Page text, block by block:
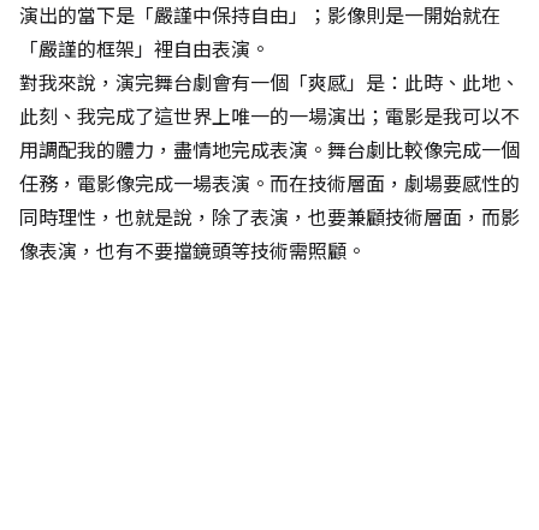
演出的當下是「嚴謹中保持自由」；影像則是一開始就在
「嚴謹的框架」裡自由表演。
對我來說，演完舞台劇會有一個「爽感」是：此時、此地、
此刻、我完成了這世界上唯一的一場演出；電影是我可以不
用調配我的體力，盡情地完成表演。舞台劇比較像完成一個
任務，電影像完成一場表演。而在技術層面，劇場要感性的
同時理性，也就是說，除了表演，也要兼顧技術層面，而影
像表演，也有不要擋鏡頭等技術需照顧。